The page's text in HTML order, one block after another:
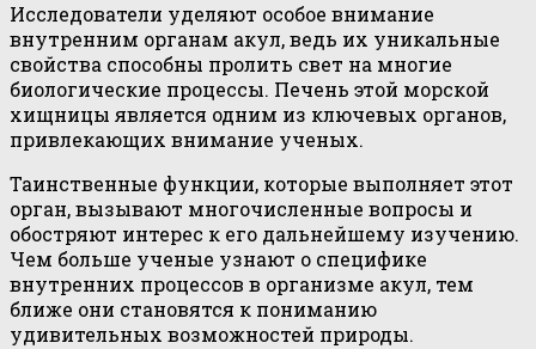
Исследователи уделяют особое внимание
внутренним органам акул, ведь их уникальные
свойства способны пролить свет на многие
биологические процессы. Печень этой морской
хищницы является одним из ключевых органов,
привлекающих внимание ученых.
Таинственные функции, которые выполняет этот
орган, вызывают многочисленные вопросы и
обостряют интерес к его дальнейшему изучению.
Чем больше ученые узнают о специфике
внутренних процессов в организме акул, тем
ближе они становятся к пониманию
удивительных возможностей природы.